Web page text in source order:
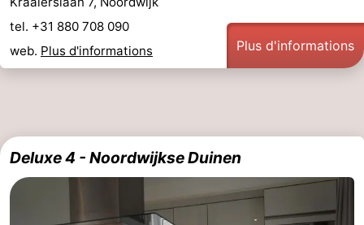
tel. +31 880 708 090
web. Plus d'informations Plus d'informations
Deluxe 4 - Noordwijkse Duinen